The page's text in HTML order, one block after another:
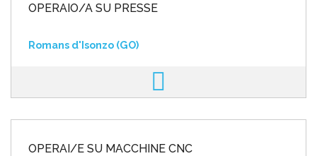
OPERAIO/A SU PRESSE
Romans d'Isonzo (GO)
OPERAI/E SU MACCHINE CNC